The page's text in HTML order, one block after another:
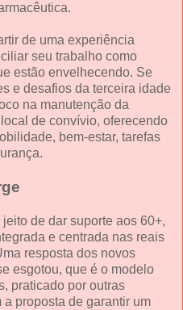
de uma experiência
seu trabalho como
estão envelhecendo. Se
e desafios da terceira idade
na manutenção da
de convívio, oferecendo
bem-estar, tarefas
de dar suporte aos 60+,
e centrada nas reais
resposta dos novos
esgotou, que é o modelo
praticado por outras
proposta de garantir um